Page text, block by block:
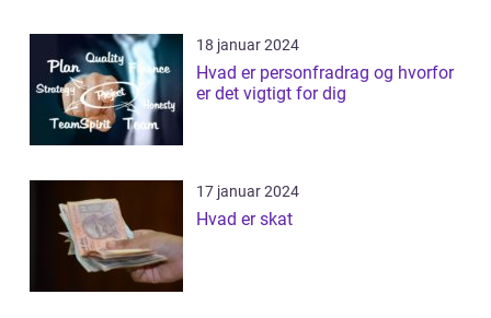
18 januar 2024
Hvad er personfradrag og hvorfor
er det vigtigt for dig
17 januar 2024
Hvad er skat